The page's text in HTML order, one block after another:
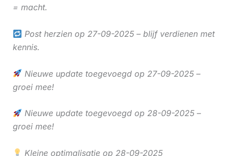
= macht.
Post herzien op 27-09-2025 – blijf verdienen met
kennis.
Nieuwe update toegevoegd op 27-09-2025 –
groei mee!
Nieuwe update toegevoegd op 28-09-2025 –
groei mee!
Kleine optimalisatie op 28-09-2025